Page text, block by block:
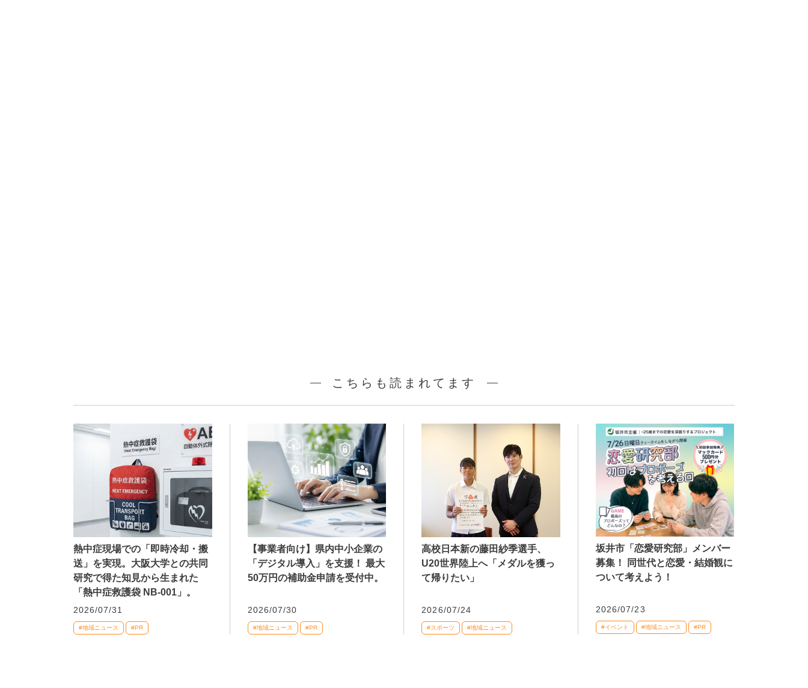
こちらも読まれてます
熱中症現場での「即時冷却・搬
送」を実現。大阪大学との共同
研究で得た知見から生まれた
「熱中症救護袋 NB-001」。
2026/07/31
#地域ニュース #PR
【事業者向け】県内中小企業の
「デジタル導入」を支援！ 最大
50万円の補助金申請を受付中。
2026/07/30
#地域ニュース #PR
高校日本新の藤田紗季選手、
U20世界陸上へ「メダルを獲っ
て帰りたい」
2026/07/24
#スポーツ #地域ニュース
坂井市「恋愛研究部」メンバー
募集！ 同世代と恋愛・結婚観に
ついて考えよう！
2026/07/23
#イベント #地域ニュース #PR